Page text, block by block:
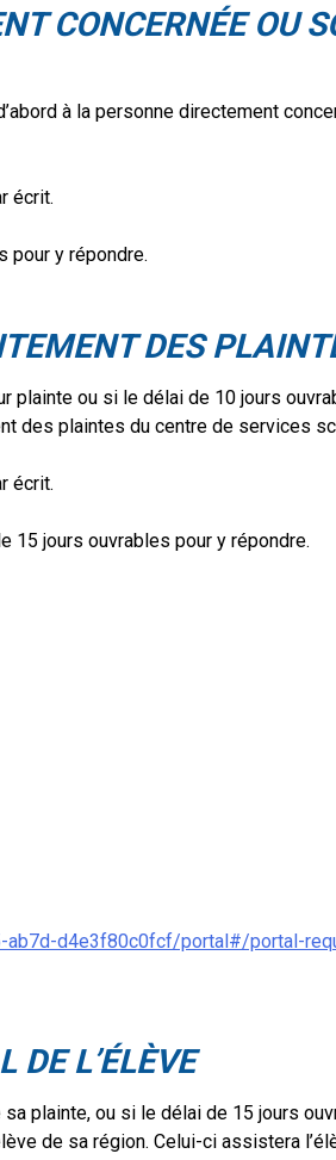
CONCERNÉE OU
à la personne directement
écrit.
pour y répondre.
DES
plainte ou si le délai de 10 jours
des plaintes du centre de services
écrit.
15 jours ouvrables pour y répondre.
ab7d-d4e3f80c0fcf/portal#/portal-
DE L’ÉLÈVE
plainte, ou si le délai de 15 jours
de sa région. Celui-ci assistera